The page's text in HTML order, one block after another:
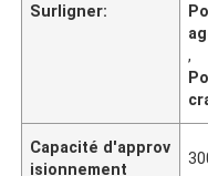
Surligner:
,
Capacité d'approv
isionnement